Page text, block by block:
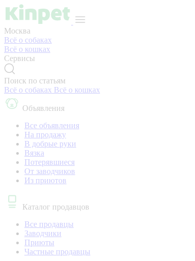
Москва
Всё о собаках
Всё о кошках
Сервисы
Поиск по статьям
Всё о собаках Всё о кошках
Объявления
Все объявления
На продажу
В добрые руки
Вязка
Потерявшиеся
От заводчиков
Из приютов
Каталог продавцов
Все продавцы
Заводчики
Приюты
Частные продавцы